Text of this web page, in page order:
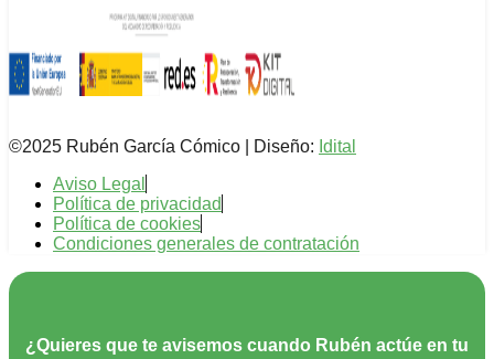
©2025 Rubén García Cómico | Diseño: Idital
Aviso Legal
Política de privacidad
Política de cookies
Condiciones generales de contratación
¿Quieres que te avisemos cuando Rubén actúe en tu